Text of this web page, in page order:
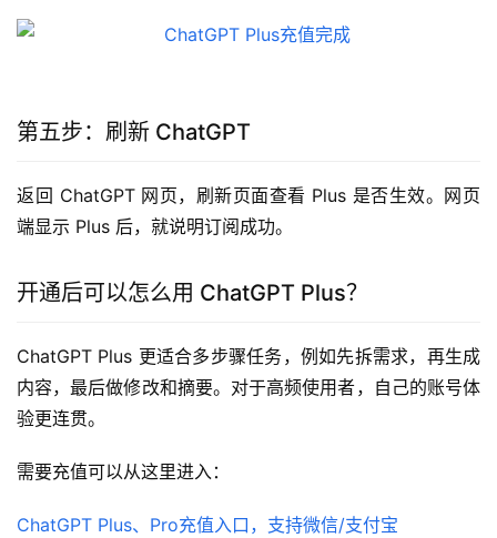
第五步：刷新 ChatGPT
返回 ChatGPT 网页，刷新页面查看 Plus 是否生效。网页
端显示 Plus 后，就说明订阅成功。
开通后可以怎么用 ChatGPT Plus？
ChatGPT Plus 更适合多步骤任务，例如先拆需求，再生成
内容，最后做修改和摘要。对于高频使用者，自己的账号体
验更连贯。
需要充值可以从这里进入：
ChatGPT Plus、Pro充值入口，支持微信/支付宝